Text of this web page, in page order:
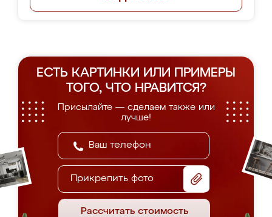
ЕСТЬ КАРТИНКИ ИЛИ ПРИМЕРЫ
ТОГО, ЧТО НРАВИТСЯ?
Присылайте — сделаем также или
лучше!
Прикрепить фото
Рассчитать стоимость